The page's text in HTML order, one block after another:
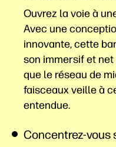
Ouvrez la voie à
Avec une
innovante, cette
son immersif et
que le réseau de
faisceaux veille à
entendue.
Concentrez-vous